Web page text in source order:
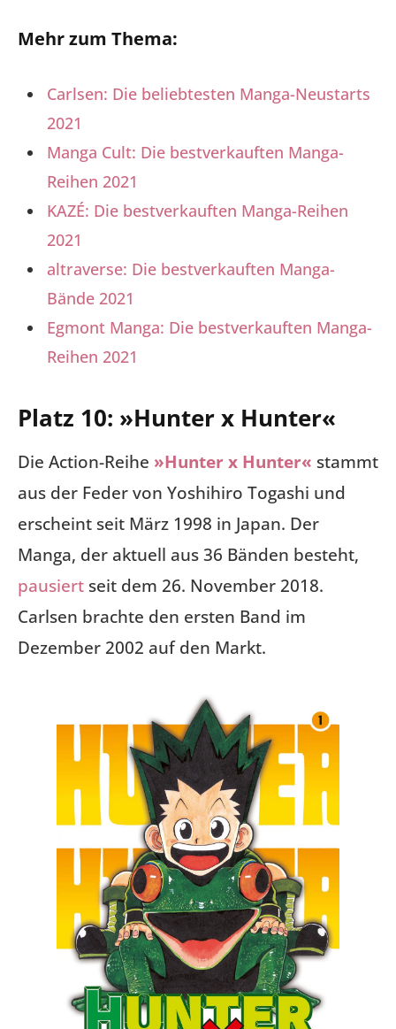
Mehr zum Thema:
Carlsen: Die beliebtesten Manga-Neustarts
2021
Manga Cult: Die bestverkauften Manga-
Reihen 2021
KAZÉ: Die bestverkauften Manga-Reihen
2021
altraverse: Die bestverkauften Manga-
Bände 2021
Egmont Manga: Die bestverkauften Manga-
Reihen 2021
Platz 10: »Hunter x Hunter«
Die Action-Reihe »Hunter x Hunter« stammt
aus der Feder von Yoshihiro Togashi und
erscheint seit März 1998 in Japan. Der
Manga, der aktuell aus 36 Bänden besteht,
pausiert seit dem 26. November 2018.
Carlsen brachte den ersten Band im
Dezember 2002 auf den Markt.